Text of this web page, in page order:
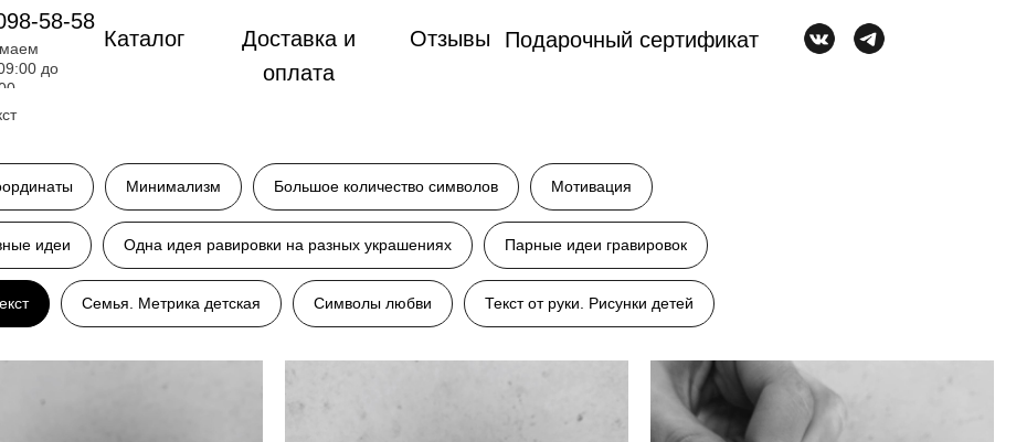
до
Доставка и
оплата
Подарочный сертификат
Отзывы
Каталог
58-58
Минимализм Большое количество символов Мотивация
идеи Одна идея равировки на разных украшениях Парные идеи гравировок
Семья. Метрика детская Символы любви Текст от руки. Рисунки детей